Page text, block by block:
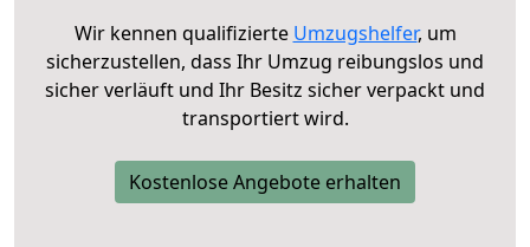
Wir kennen qualifizierte Umzugshelfer, um
sicherzustellen, dass Ihr Umzug reibungslos und
sicher verläuft und Ihr Besitz sicher verpackt und
transportiert wird.
Kostenlose Angebote erhalten